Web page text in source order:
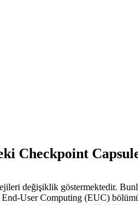
Checkpoint
değişiklik göstermektedir.
End-User Computing (EUC)